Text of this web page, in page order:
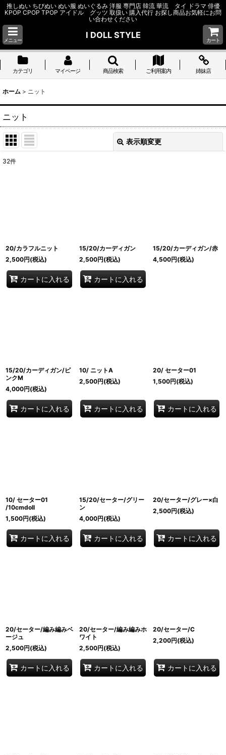
推しぬい ちびぬい ぬい服 ぬいぐるみ 洋服 専門店 韓流 華流 タイ ドラマ 俳優
KPOP CPOP TPOP アイドル グッツ 取扱い 購入代行 お探し商品お気軽にお問
い合わせください
メニュー
I DOLL STYLE
カート
カテゴリ マイページ 商品検索 ご利用案内 姉妹店
ホーム > ニット
ニット
表示順変更
32件
20/カラフルニット
2,500円(税込)
カートに入れる
15/20/カーディガン
2,500円(税込)
カートに入れる
15/20/カーディガン/赤
4,500円(税込)
15/20/カーディガン/ピ
ンクM
4,000円(税込)
カートに入れる
10/ ニットA
2,500円(税込)
カートに入れる
20/ セーター01
1,500円(税込)
カートに入れる
10/ セーター01
/10cmdoll
1,500円(税込)
カートに入れる
15/20/セーター/グリー
ン
4,000円(税込)
カートに入れる
20/セーター/グレー×白
2,500円(税込)
カートに入れる
20/セーター/編み編みベ
ージュ
2,500円(税込)
カートに入れる
20/セーター/編み編みホ
ワイト
2,500円(税込)
カートに入れる
20/セーター/C
2,200円(税込)
カートに入れる